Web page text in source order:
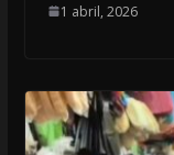
1 abril, 2026